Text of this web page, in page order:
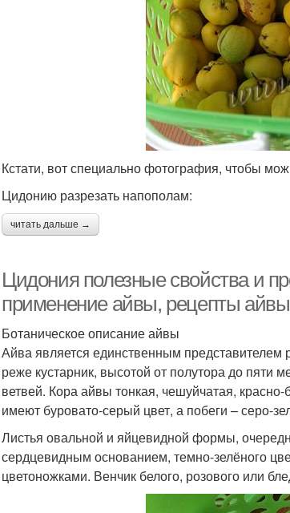
Кстати, вот специально фотография, чтобы
Цидонию разрезать напополам:
читать дальше →
Цидония полезные свойства и
применение айвы, рецепты айвы
Ботаническое описание айвы
Айва является единственным
реже кустарник, высотой от полутора до
ветвей. Кора айвы тонкая, чешуйчатая,
имеют буровато-серый цвет, а побеги – серо-
Листья овальной и яйцевидной формы,
сердцевидным основанием, темно-зелёного
цветоножками. Венчик белого, розового или